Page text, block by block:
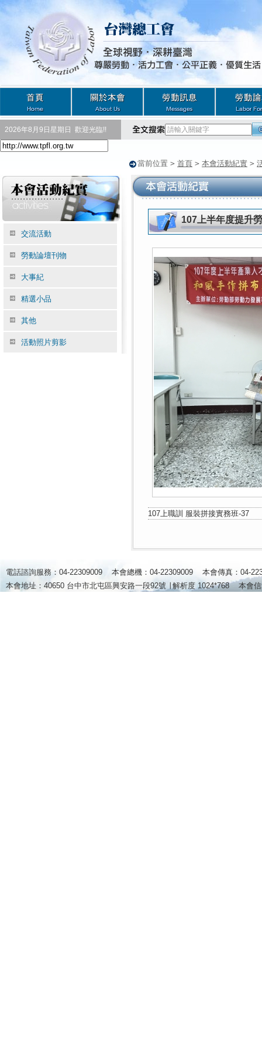
2026年8月9日星期日 歡迎光臨!!
當前位置 > 首頁 > 本會活動紀實 >
交流活動
勞動論壇刊物
大事紀
精選小品
其他
活動照片剪影
107上半年度提升
107上職訓 服裝拼接實務班-37
電話諮詢服務：04-22309009 本會總機：04-22309009 本會傳真：04-
本會地址：40650 台中市北屯區興安路一段92號 ∣解析度 1024*768本會信